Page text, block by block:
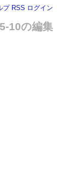
プ RSS ログイン
10の編集